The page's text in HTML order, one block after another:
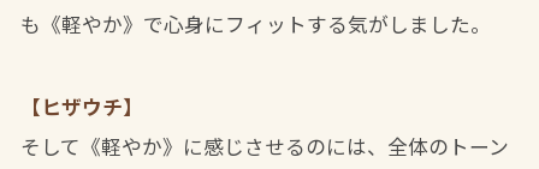
も《軽やか》で心身にフィットする気がしました。
【ヒザウチ】
そして《軽やか》に感じさせるのには、全体のトーン